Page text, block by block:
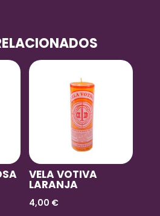
VELA VOTIVA
LARANJA
4,00 €